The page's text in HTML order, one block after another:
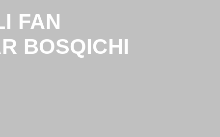
FAN
BOSQICHI